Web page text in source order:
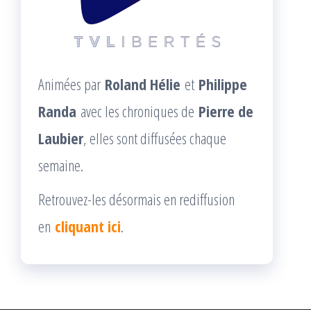
Animées par Roland Hélie et Philippe
Randa avec les chroniques de Pierre de
Laubier, elles sont diffusées chaque
semaine.
Retrouvez-les désormais en rediffusion
en cliquant ici.